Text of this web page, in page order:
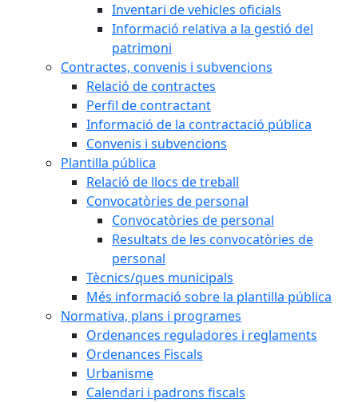
Inventari de vehicles oficials
Informació relativa a la gestió del
patrimoni
Contractes, convenis i subvencions
Relació de contractes
Perfil de contractant
Informació de la contractació pública
Convenis i subvencions
Plantilla pública
Relació de llocs de treball
Convocatòries de personal
Convocatòries de personal
Resultats de les convocatòries de
personal
Tècnics/ques municipals
Més informació sobre la plantilla pública
Normativa, plans i programes
Ordenances reguladores i reglaments
Ordenances Fiscals
Urbanisme
Calendari i padrons fiscals